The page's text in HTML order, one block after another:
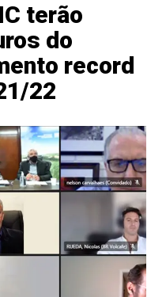
terão
do
record
22